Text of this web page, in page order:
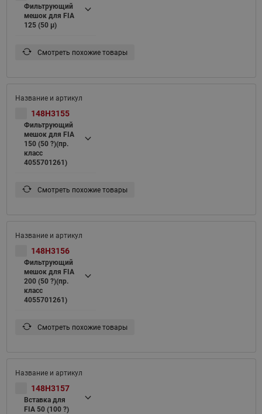
Фильтрующий
мешок для FIA
125 (50 μ)
Смотреть похожие товары
148H3155
Фильтрующий
мешок для FIA
150 (50 ?)(пр.
класс
4055701261)
Смотреть похожие товары
148H3156
Фильтрующий
мешок для FIA
200 (50 ?)(пр.
класс
4055701261)
Смотреть похожие товары
148H3157
Вставка для
FIA 50 (100 ?)